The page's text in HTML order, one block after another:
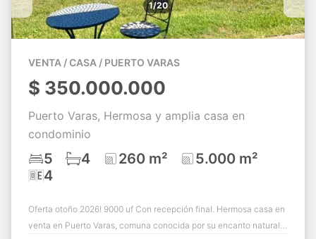
1/20
VENTA / CASA / PUERTO VARAS
$ 350.000.000
Puerto Varas, Hermosa y amplia casa en
condominio
5 4 260 m²
5.000 m²
4
Oferta otoño 2026! 9000 uf Con recepción final. Hermosa casa en
venta en Puerto Varas, comuna conocida por su encanto natural y